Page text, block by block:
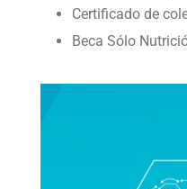
Certificado de
Beca Sólo